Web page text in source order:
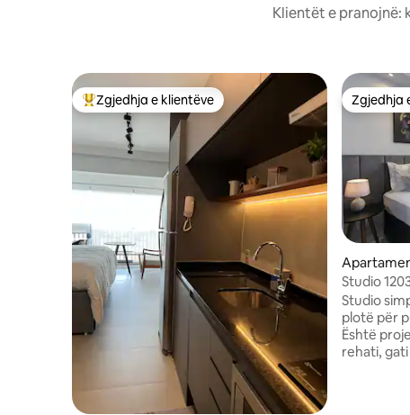
Klientët e pranojnë:
Më të mirat e zgjedhjeve të klientëve
Zgjedhja e klientëve Zgjedhja
Zgjedhja
Studio
Frei
Studio
plotë për
Është
rehati,